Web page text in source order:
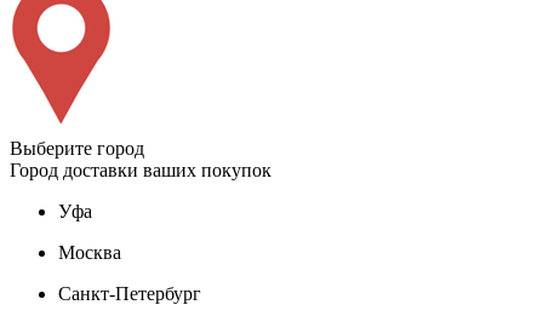
Выберите город
Город доставки ваших покупок
Уфа
Москва
Санкт-Петербург